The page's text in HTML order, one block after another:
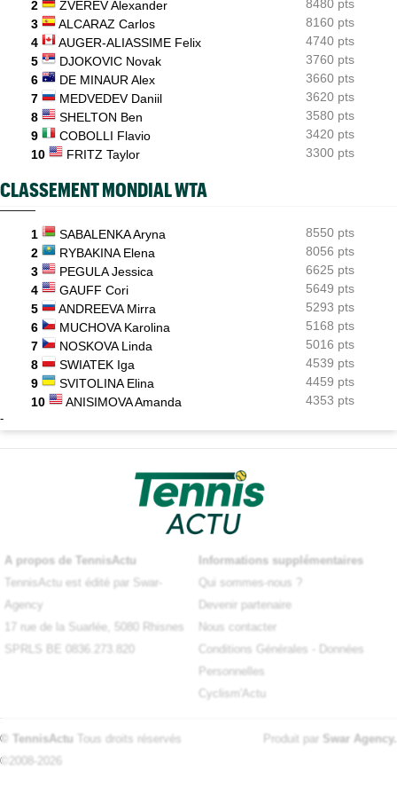
16:11
WTA - Toronto
Aryna Sabalenka propose... des conférences de presse façon F1
2
ZVEREV Alexander
8480 pts
3
ALCARAZ Carlos
8160 pts
4
AUGER-ALIASSIME Felix
4740 pts
5
DJOKOVIC Novak
3760 pts
6
DE MINAUR Alex
3660 pts
7
MEDVEDEV Daniil
3620 pts
8
SHELTON Ben
3580 pts
9
COBOLLI Flavio
3420 pts
10
FRITZ Taylor 3300 pts
CLASSEMENT MONDIAL WTA
1 SABALENKA Aryna
8550 pts
2
RYBAKINA Elena
8056 pts
3
PEGULA Jessica
6625 pts
4
GAUFF Cori
5649 pts
5
ANDREEVA Mirra
5293 pts
6
MUCHOVA Karolina
5168 pts
7
NOSKOVA Linda
5016 pts
8
SWIATEK Iga
4539 pts
9
SVITOLINA Elina
4459 pts
10
ANISIMOVA Amanda 4353 pts
-
A propos de TennisActu
TennisActu est édité par Swar-
Agency
17 rue de la Suarlée, 5080 Rhisnes
SPRLS BE 0836.273.820
Informations supplémentaires
Qui sommes-nous ?
Devenir partenaire
Nous contacter
Conditions Générales
Données
Personnelles
Cyclism'Actu
© TennisActu Tous droits réservés
©2008-2026
Produit par Swar Agency.